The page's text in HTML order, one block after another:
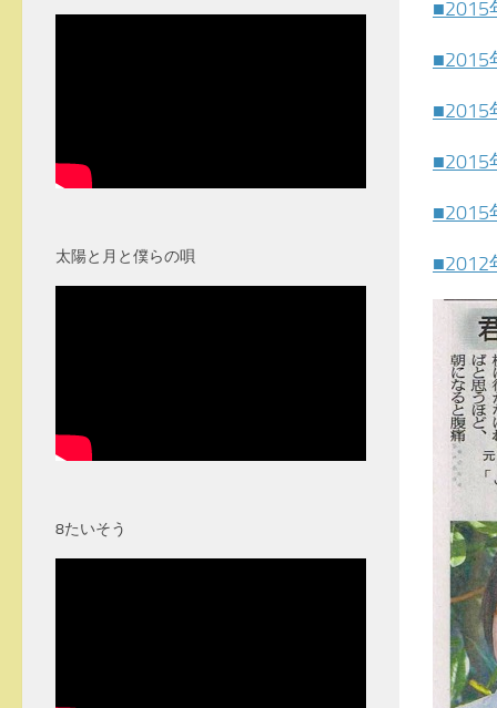
■2015
■2015
■2015
■2015
■2015
■2012
太陽と月と僕らの唄
8たいそう